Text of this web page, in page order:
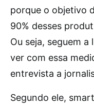
porque o objetivo
90% desses
Ou seja, seguem a
ver com essa
entrevista a
Segundo ele,